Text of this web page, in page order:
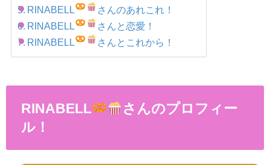
RINABELL
さんのあれこれ！
RINABELL
さんと恋愛！
RINABELL
さんとこれから！
RINABELL
さんのプロフィー
ル！